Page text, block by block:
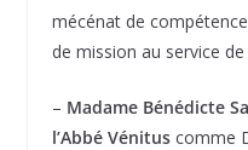
mécénat de
de mission au service
– Madame Bénédicte
l’Abbé Vénituscomme